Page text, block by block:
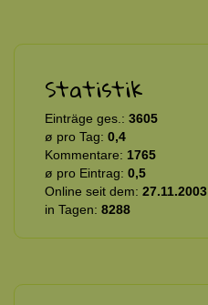
Statistik
Einträge ges.: 3605
ø pro Tag: 0,4
Kommentare: 1765
ø pro Eintrag: 0,5
Online seit dem: 27.11.2003
in Tagen: 8288